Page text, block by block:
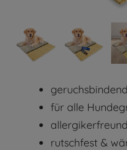
für alle
rutschfest &